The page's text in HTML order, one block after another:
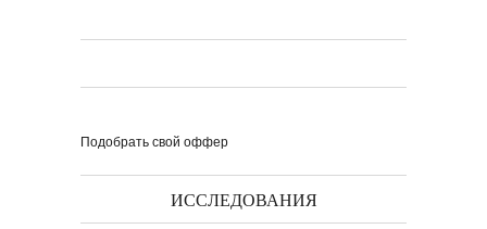
Подобрать свой оффер
ИССЛЕДОВАНИЯ